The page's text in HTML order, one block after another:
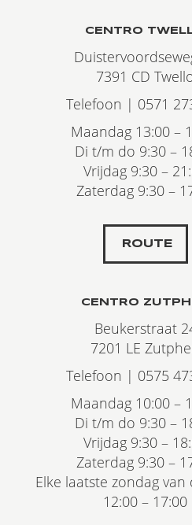
CENTRO
7391 CD
Telefoon | 0571
Maandag 13:00 –
Di t/m do 9:30 –
Vrijdag 9:30 –
Zaterdag 9:30 –
ROUTE
CENTRO
Beukerstraat
7201 LE
Telefoon | 0575
Maandag 10:00 –
Di t/m do 9:30 –
Vrijdag 9:30 –
Zaterdag 9:30 –
Elke laatste zondag van
12:00 – 17:00